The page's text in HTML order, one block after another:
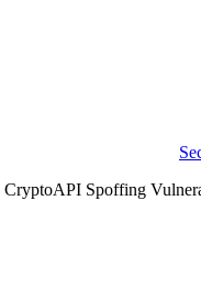
Spoffing